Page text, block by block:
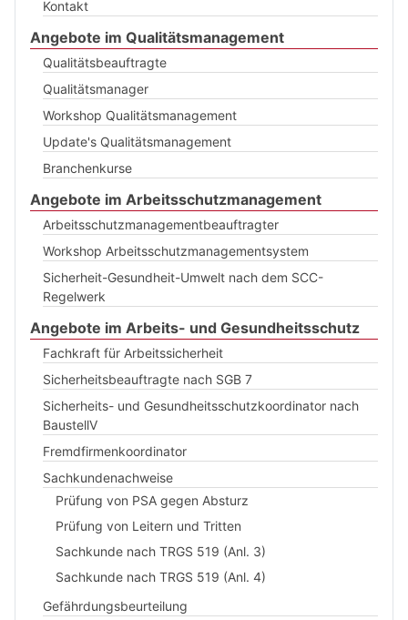
Kontakt
Angebote im Qualitätsmanagement
Qualitätsbeauftragte
Qualitätsmanager
Workshop Qualitätsmanagement
Update's Qualitätsmanagement
Branchenkurse
Angebote im Arbeitsschutzmanagement
Arbeitsschutzmanagementbeauftragter
Workshop Arbeitsschutzmanagementsystem
Sicherheit-Gesundheit-Umwelt nach dem SCC-
Regelwerk
Angebote im Arbeits- und Gesundheitsschutz
Fachkraft für Arbeitssicherheit
Sicherheitsbeauftragte nach SGB 7
Sicherheits- und Gesundheitsschutzkoordinator nach
BaustellV
Fremdfirmenkoordinator
Sachkundenachweise
Prüfung von PSA gegen Absturz
Prüfung von Leitern und Tritten
Sachkunde nach TRGS 519 (Anl. 3)
Sachkunde nach TRGS 519 (Anl. 4)
Gefährdungsbeurteilung